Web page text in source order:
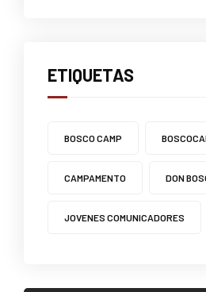
ETIQUETAS
BOSCO CAMP
CAMPAMENTO DON
JOVENES COMUNICADORES